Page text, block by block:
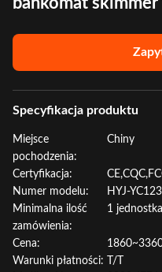
Specyfikacja produktu
Miejsce
pochodzenia:
Chiny
Certyfikacja:
Numer modelu:
HYJ-YC123
Minimalna ilość
zamówienia:
1 jednostka
Cena:
Warunki płatności:
T/T